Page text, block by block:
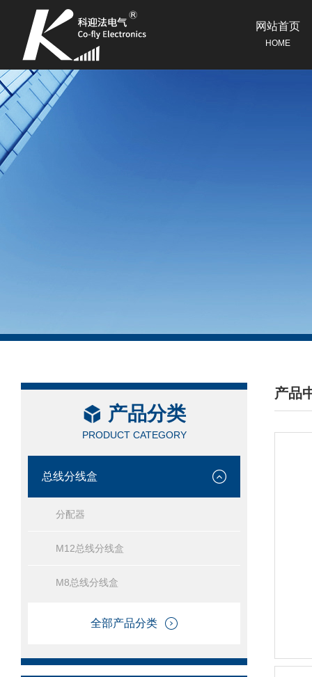
网站首页
HOME
产品分类
PRODUCT CATEGORY
总线分线盒
分配器
M12总线分线盒
M8总线分线盒
全部产品分类
产品
/